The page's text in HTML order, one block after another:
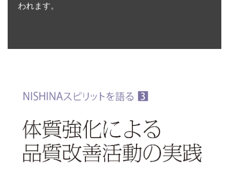
われます。